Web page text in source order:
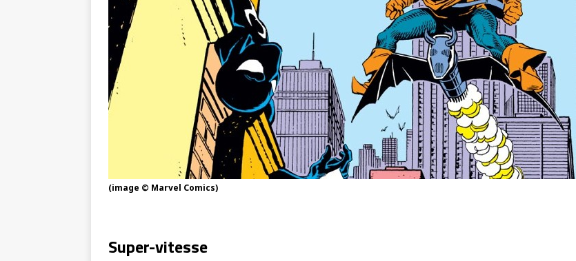
(image © Marvel Comics)
Super-vitesse